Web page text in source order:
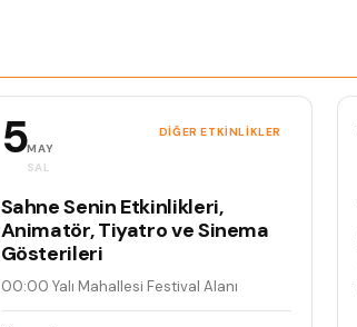
5MAY
SAL
DIĞER ETKINLIKLER
Sahne Senin Etkinlikleri,
Animatör, Tiyatro ve Sinema
Gösterileri
00:00·Yalı Mahallesi Festival Alanı